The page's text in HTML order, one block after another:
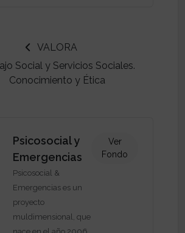
VALORA
Social y Servicios Sociales.
Conocimiento y Ética
Psicosocial y
Emergencias
Psicosocial &
Emergencias es un
proyecto
muldimensional, que
nace en el año 2006,
Ver
Fondo